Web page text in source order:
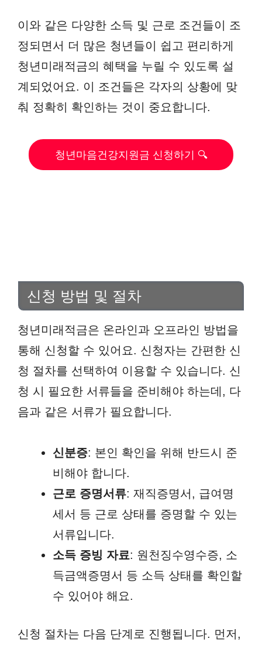
이와 같은 다양한 소득 및 근로 조건들이 조
정되면서 더 많은 청년들이 쉽고 편리하게
청년미래적금의 혜택을 누릴 수 있도록 설
계되었어요. 이 조건들은 각자의 상황에 맞
춰 정확히 확인하는 것이 중요합니다.
청년마음건강지원금 신청하기 🔍
신청 방법 및 절차
청년미래적금은 온라인과 오프라인 방법을
통해 신청할 수 있어요. 신청자는 간편한 신
청 절차를 선택하여 이용할 수 있습니다. 신
청 시 필요한 서류들을 준비해야 하는데, 다
음과 같은 서류가 필요합니다.
신분증: 본인 확인을 위해 반드시 준
비해야 합니다.
근로 증명서류: 재직증명서, 급여명
세서 등 근로 상태를 증명할 수 있는
서류입니다.
소득 증빙 자료: 원천징수영수증, 소
득금액증명서 등 소득 상태를 확인할
수 있어야 해요.
신청 절차는 다음 단계로 진행됩니다. 먼저,